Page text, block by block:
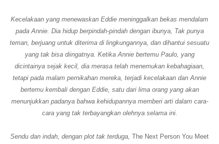
Kecelakaan yang menewaskan Eddie meninggalkan bekas mendalam
pada Annie. Dia hidup berpindah-pindah dengan ibunya, Tak punya
teman, berjuang untuk diterima di lingkungannya, dan dihantui sesuatu
yang tak bisa diingatnya. Ketika Annie bertemu Paulo, yang
dicintainya sejak kecil, dia merasa telah menemukan kebahagiaan,
tetapi pada malam pernikahan mereka, terjadi kecelakaan dan Annie
bertemu kembali dengan Eddie, satu dari lima orang yang akan
menunjukkan padanya bahwa kehidupannya memberi arti dalam cara-
cara yang tak terbayangkan olehnya selama ini.
Sendu dan indah, dengan plot tak terduga, The Next Person You Meet